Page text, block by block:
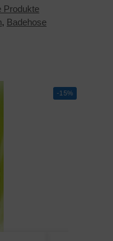
Produkte
, Badehose
-15%